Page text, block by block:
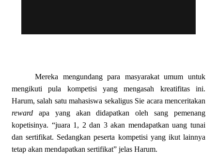
Mereka mengundang para masyarakat umum untuk
mengikuti pula kompetisi yang mengasah kreatifitas ini.
Harum, salah satu mahasiswa sekaligus Sie acara menceritakan
reward apa yang akan didapatkan oleh sang pemenang
kopetisinya. “juara 1, 2 dan 3 akan mendapatkan uang tunai
dan sertifikat. Sedangkan peserta kompetisi yang ikut lainnya
tetap akan mendapatkan sertifikat” jelas Harum.